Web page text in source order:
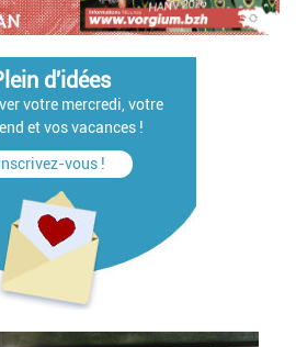
d'idées
votre mercredi, votre
et vos vacances !
Inscrivez-vous !